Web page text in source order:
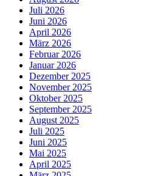
Juli 2026
Juni 2026
April 2026
März 2026
Februar 2026
Januar 2026
Dezember 2025
November 2025
Oktober 2025
September 2025
August 2025
Juli 2025
Juni 2025
Mai 2025
April 2025